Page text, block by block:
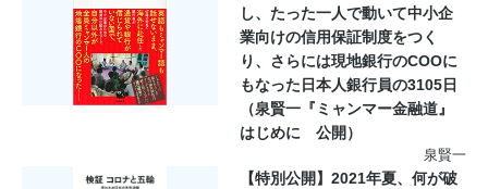
し、たった一人で動いて中小企
業向けの信用保証制度をつく
り、さらには現地銀行のCOOに
もなった日本人銀行員の3105日
（泉賢一『ミャンマー金融道』
はじめに 公開）
泉賢一
【特別公開】2021年夏、何が破